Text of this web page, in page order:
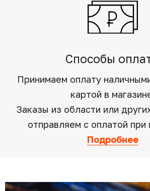
Способы
Принимаем оплату
картой в
Заказы из области или
отправляем с оплатой при
Подробнее